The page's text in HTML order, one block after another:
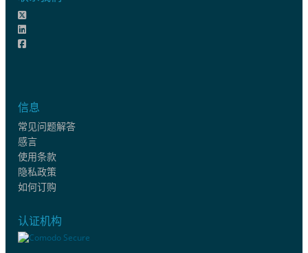
信息
常见问题解答
感言
使用条款
隐私政策
如何订购
认证机构